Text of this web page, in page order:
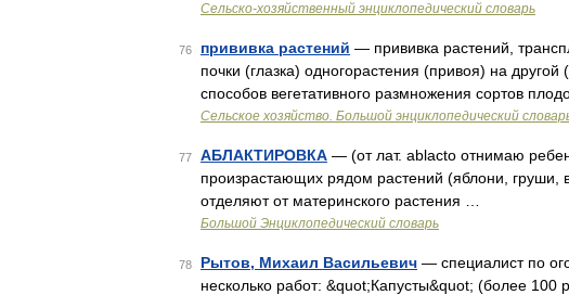
Сельско-хозяйственный энциклопедический словарь
76 прививка растений — прививка растений,
почки (глазка) одногорастения (привоя) на
способов вегетативного размножения сортов
Сельское хозяйство. Большой энциклопедический
77 АБЛАКТИРОВКА — (от лат. ablacto отнимаю
произрастающих рядом растений (яблони, груши,
отделяют от материнского растения …
Большой Энциклопедический словарь
78 Рытов, Михаил Васильевич — специалист по
несколько работ: &quot;Капусты&quot; (более 100